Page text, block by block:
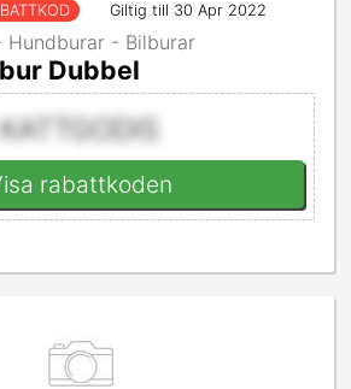
Giltig till 30 Apr 2022
Hundburar - Bilburar
Dubbel
KATTGODIS
rabattkoden